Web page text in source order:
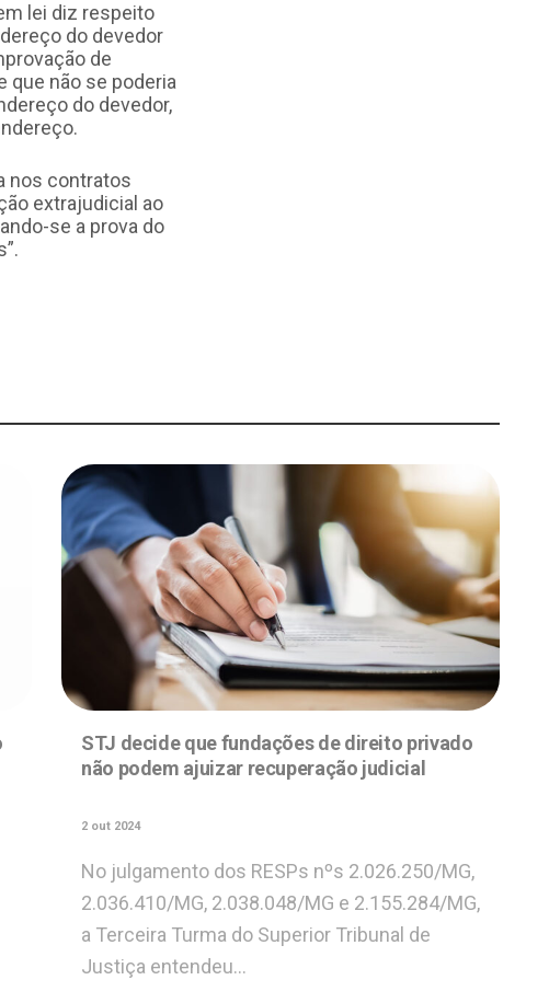
lei diz respeito
do devedor
de
que não se poderia
do devedor,
nos contratos
extrajudicial ao
se a prova do
STJ decide que fundações de direito privado
não podem ajuizar recuperação judicial
2 out 2024
No julgamento dos RESPs nºs 2.026.250/MG,
2.036.410/MG, 2.038.048/MG e 2.155.284/MG,
a Terceira Turma do Superior Tribunal de
Justiça entendeu…